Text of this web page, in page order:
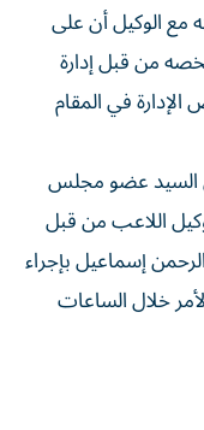
مع الوكيل أن على
من قبل إدارة
في المقام
السيد عضو مجلس
اللاعب من قبل
إسماعيل بإجراء
خلال الساعات